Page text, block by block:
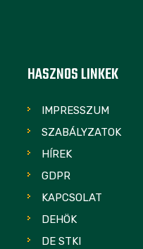
HASZNOS LINKEK
IMPRESSZUM
SZABÁLYZATOK
HÍREK
GDPR
KAPCSOLAT
DEHÖK
DE STKI